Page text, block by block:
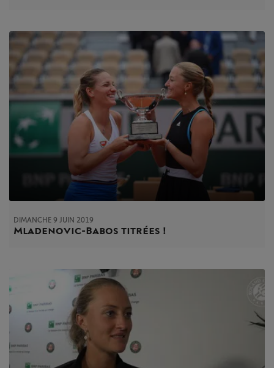
DIMANCHE 9 JUIN 2019
Mladenovic-Babos titrées !